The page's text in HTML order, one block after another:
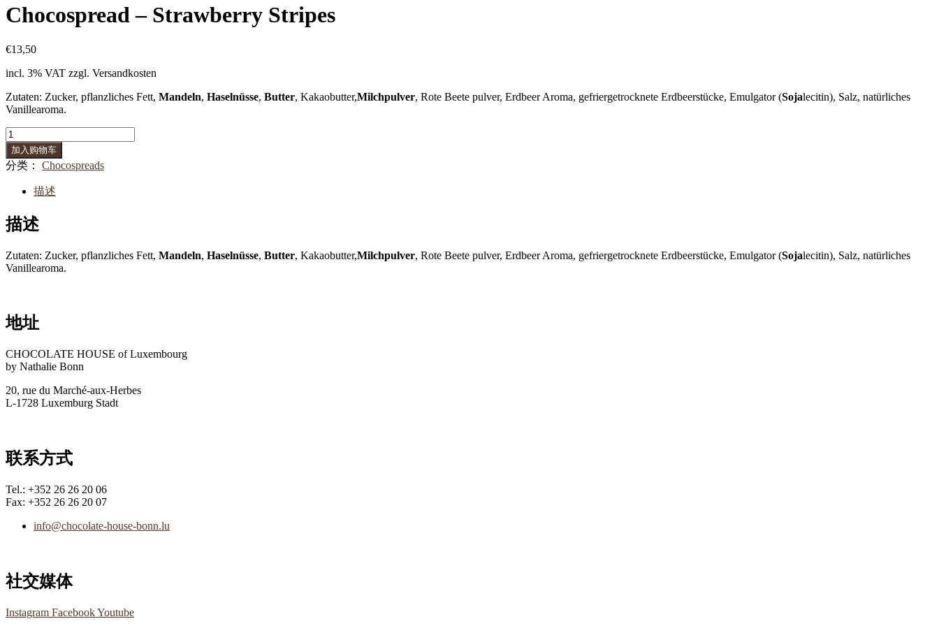
Chocospread – Strawberry Stripes
€13,50
incl. 3% VAT zzgl. Versandkosten
Zutaten: Zucker, pflanzliches Fett, Mandeln, Haselnüsse, Butter, Kakaobutter,Milchpulver, Rote Beete pulver, Erdbeer Aroma, gefriergetrocknete Erdbeerstücke, Emulgator (Sojalecitin), Salz, natürliches
Vanillearoma.
Chocospread
-
Strawberry
Stripes
加入购物车
分类： Chocospreads
描述
描述
Zutaten: Zucker, pflanzliches Fett, Mandeln, Haselnüsse, Butter, Kakaobutter,Milchpulver, Rote Beete pulver, Erdbeer Aroma, gefriergetrocknete Erdbeerstücke, Emulgator (Sojalecitin), Salz, natürliches
Vanillearoma.
地址
CHOCOLATE HOUSE of Luxembourg
by Nathalie Bonn
20, rue du Marché-aux-Herbes
L-1728 Luxemburg Stadt
联系方式
Tel.: +352 26 26 20 06
Fax: +352 26 26 20 07
info@chocolate-house-bonn.lu
社交媒体
Instagram FacebookYoutube